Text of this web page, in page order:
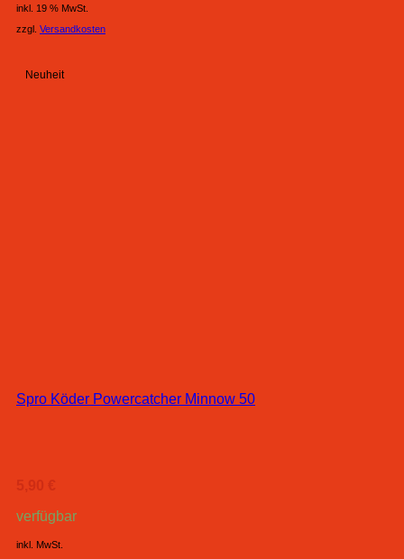
inkl. 19 % MwSt.
zzgl. Versandkosten
Neuheit
Spro Köder Powercatcher Minnow 50
5,90 €
verfügbar
inkl. MwSt.